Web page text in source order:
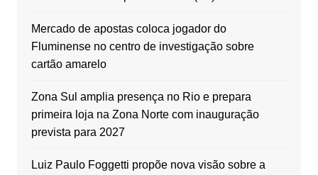
Mercado de apostas coloca jogador do
Fluminense no centro de investigação sobre
cartão amarelo
Zona Sul amplia presença no Rio e prepara
primeira loja na Zona Norte com inauguração
prevista para 2027
Luiz Paulo Foggetti propõe nova visão sobre a